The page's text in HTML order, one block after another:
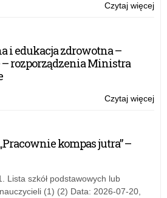
Czytaj więcej
i edukacja zdrowotna –
rozporządzenia Ministra
Czytaj więcej
kompas jutra” –
Lista szkół podstawowych lub
(1) (2) Data: 2026-07-20,